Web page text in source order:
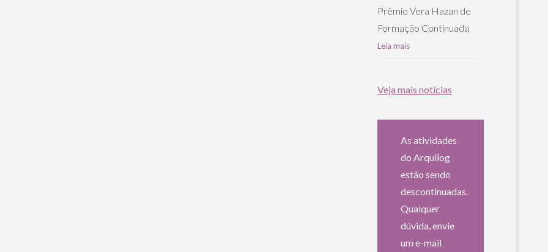
Prêmio Vera Hazan de
Formação Continuada
Leia mais
Veja mais notícias
As atividades
do Arquilog
estão sendo
descontinuadas.
Qualquer
dúvida, envie
um e-mail